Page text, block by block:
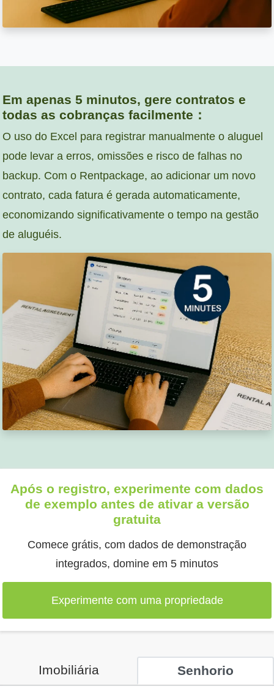
Em apenas 5 minutos, gere contratos e
todas as cobranças facilmente：
O uso do Excel para registrar manualmente o aluguel
pode levar a erros, omissões e risco de falhas no
backup. Com o Rentpackage, ao adicionar um novo
contrato, cada fatura é gerada automaticamente,
economizando significativamente o tempo na gestão
de aluguéis.
Após o registro, experimente com dados
de exemplo antes de ativar a versão
gratuita
Comece grátis, com dados de demonstração
integrados, domine em 5 minutos
Experimente com uma propriedade
Imobiliária Senhorio